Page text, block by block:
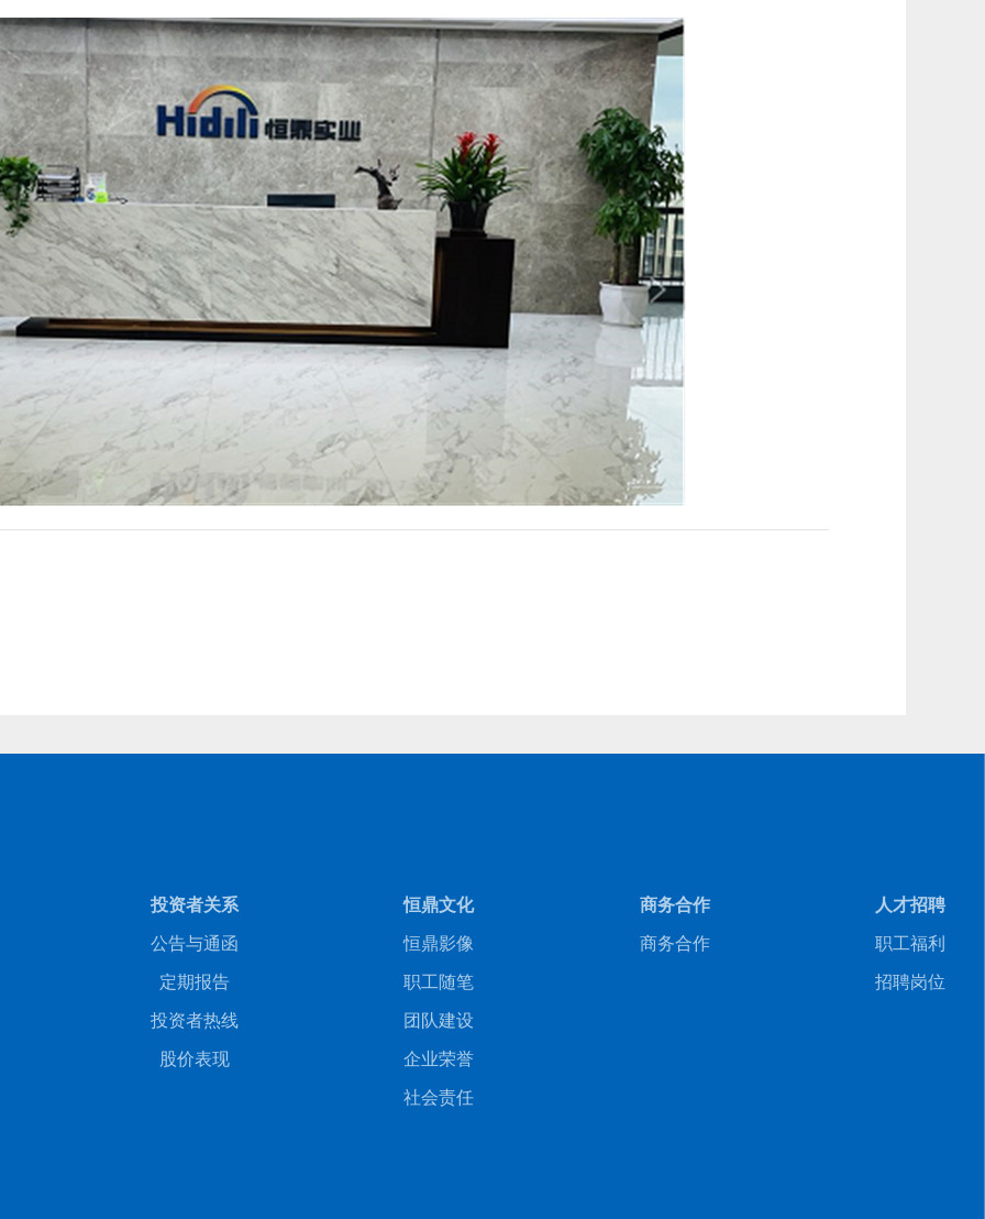
投资者关系
恒鼎文化
商务合作
人才招聘
投资者关系
公告与通函
定期报告
投资者热线
股价表现
恒鼎文化
恒鼎影像
职工随笔
团队建设
企业荣誉
社会责任
商务合作
商务合作
人才招聘
职工福利
招聘岗位